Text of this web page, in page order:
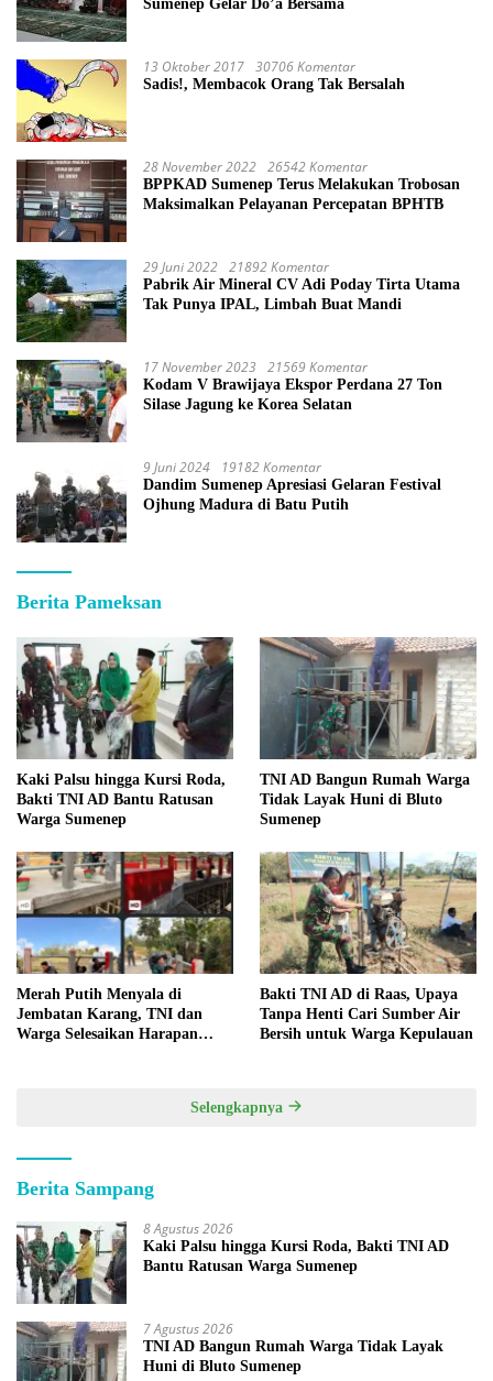
Sumenep Gelar Do’a Bersama
13 Oktober 2017 30706 Komentar
Sadis!, Membacok Orang Tak Bersalah
28 November 2022 26542 Komentar
BPPKAD Sumenep Terus Melakukan Trobosan
Maksimalkan Pelayanan Percepatan BPHTB
29 Juni 2022 21892 Komentar
Pabrik Air Mineral CV Adi Poday Tirta Utama
Tak Punya IPAL, Limbah Buat Mandi
17 November 2023 21569 Komentar
Kodam V Brawijaya Ekspor Perdana 27 Ton
Silase Jagung ke Korea Selatan
9 Juni 2024 19182 Komentar
Dandim Sumenep Apresiasi Gelaran Festival
Ojhung Madura di Batu Putih
Berita Pameksan
Kaki Palsu hingga Kursi Roda,
Bakti TNI AD Bantu Ratusan
Warga Sumenep
TNI AD Bangun Rumah Warga
Tidak Layak Huni di Bluto
Sumenep
Merah Putih Menyala di
Jembatan Karang, TNI dan
Warga Selesaikan Harapan
Bakti TNI AD di Raas, Upaya
Tanpa Henti Cari Sumber Air
Bersih untuk Warga Kepulauan
Selengkapnya
Berita Sampang
8 Agustus 2026
Kaki Palsu hingga Kursi Roda, Bakti TNI AD
Bantu Ratusan Warga Sumenep
7 Agustus 2026
TNI AD Bangun Rumah Warga Tidak Layak
Huni di Bluto Sumenep